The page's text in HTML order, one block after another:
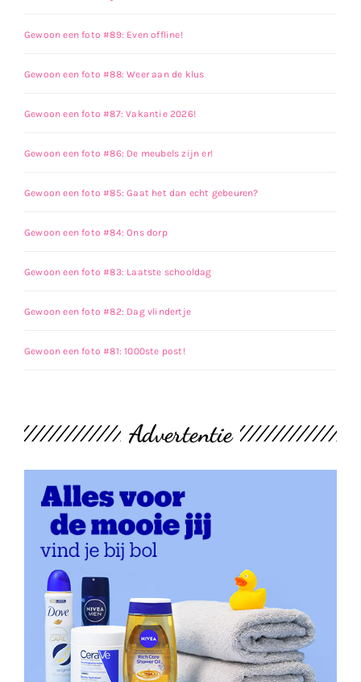
Gewoon een foto #89: Even offline!
Gewoon een foto #88: Weer aan de klus
Gewoon een foto #87: Vakantie 2026!
Gewoon een foto #86: De meubels zijn er!
Gewoon een foto #85: Gaat het dan echt gebeuren?
Gewoon een foto #84: Ons dorp
Gewoon een foto #83: Laatste schooldag
Gewoon een foto #82: Dag vlindertje
Gewoon een foto #81: 1000ste post!
Advertentie